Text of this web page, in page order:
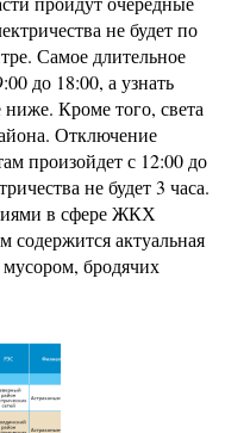
не будет по
Самое длительное
до 18:00, а узнать
Кроме того, света
Отключение
произойдет с 12:00 до
не будет 3 часа.
в сфере ЖКХ
содержится актуальная
бродячих